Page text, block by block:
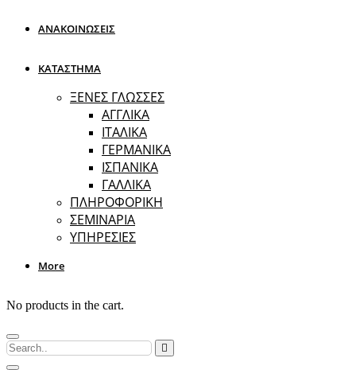
ΑΝΑΚΟΙΝΩΣΕΙΣ
ΚΑΤΑΣΤΗΜΑ
ΞΕΝΕΣ ΓΛΩΣΣΕΣ
ΑΓΓΛΙΚΑ
ΙΤΑΛΙΚΑ
ΓΕΡΜΑΝΙΚΑ
ΙΣΠΑΝΙΚΑ
ΓΑΛΛΙΚΑ
ΠΛΗΡΟΦΟΡΙΚΗ
ΣΕΜΙΝΑΡΙΑ
ΥΠΗΡΕΣΙΕΣ
More
No products in the cart.